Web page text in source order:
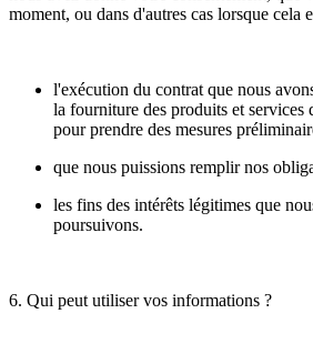
moment, ou dans d'autres cas lorsque cela
l'exécution du contrat que nous
la fourniture des produits et services
pour prendre des mesures
que nous puissions remplir nos
les fins des intérêts légitimes que
poursuivons.
6. Qui peut utiliser vos informations ?